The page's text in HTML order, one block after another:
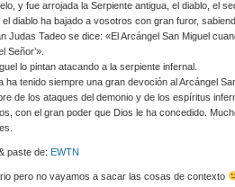
y fue arrojada la Serpiente antigua, el diablo, el
diablo ha bajado a vosotros con gran furor,
Judas Tadeo se dice: «El Arcángel San Miguel
Señor’».
lo pintan atacando a la serpiente infernal.
ha tenido siempre una gran devoción al Arcángel
de los ataques del demonio y de los espíritus
con el gran poder que Dios le ha concedido.
paste de: EWTN
pero no vayamos a sacar las cosas de contexto